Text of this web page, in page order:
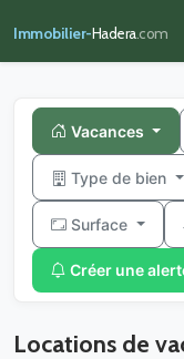
Immobilier-Hadera.com
Vacances
Type de bien
Surface
Créer une
Locations de